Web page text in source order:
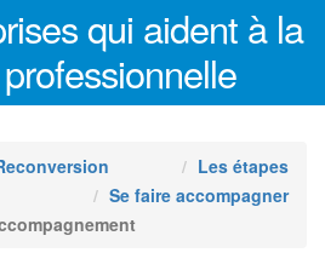
qui aident à la
Les étapes
Se faire accompagner